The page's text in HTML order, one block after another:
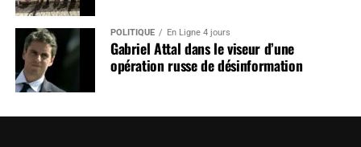
POLITIQUE En Ligne 4 jours
Gabriel Attal dans le viseur d’une
opération russe de désinformation